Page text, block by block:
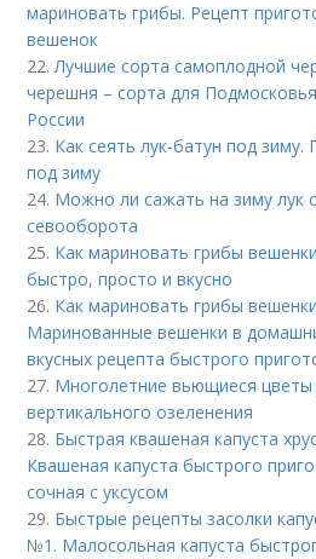
мариновать грибы. Рецепт
вешенок
22.Лучшие сорта самоплодной
черешня – сорта для
России
23. Как сеять лук-батун под зиму.
под зиму
24. Можно ли сажать на зиму лук
севооборота
25. Как мариновать грибы
быстро, просто и вкусно
26. Как мариновать грибы
Маринованные вешенки в
вкусных рецепта быстрого
27. Многолетние вьющиеся цветы
вертикального озеленения
28. Быстрая квашеная капуста
Квашеная капуста быстрого
сочная с уксусом
29. Быстрые рецепты засолки
№1. Малосольная капуста